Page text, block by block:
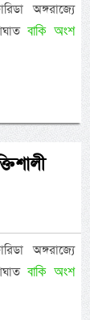
অঙ্গরাজ্যে
বাকি অংশ
অঙ্গরাজ্যে
বাকি অংশ